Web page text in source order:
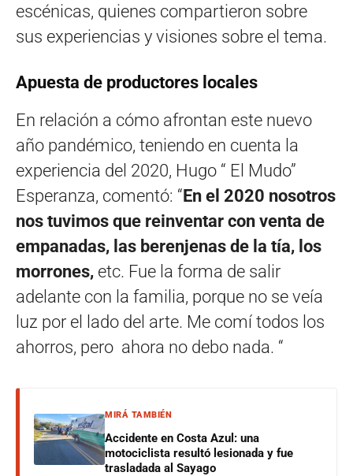
escénicas, quienes compartieron sobre
sus experiencias y visiones sobre el tema.
Apuesta de productores locales
En relación a cómo afrontan este nuevo
año pandémico, teniendo en cuenta la
experiencia del 2020, Hugo “ El Mudo”
Esperanza, comentó: “En el 2020 nosotros
nos tuvimos que reinventar con venta de
empanadas, las berenjenas de la tía, los
morrones, etc. Fue la forma de salir
adelante con la familia, porque no se veía
luz por el lado del arte. Me comí todos los
ahorros, pero ahora no debo nada. “
MIRÁ TAMBIÉN
Accidente en Costa Azul: una
motociclista resultó lesionada y fue
trasladada al Sayago